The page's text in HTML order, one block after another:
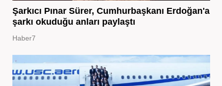
Şarkıcı Pınar Sürer, Cumhurbaşkanı Erdoğan'a
şarkı okuduğu anları paylaştı
Haber7